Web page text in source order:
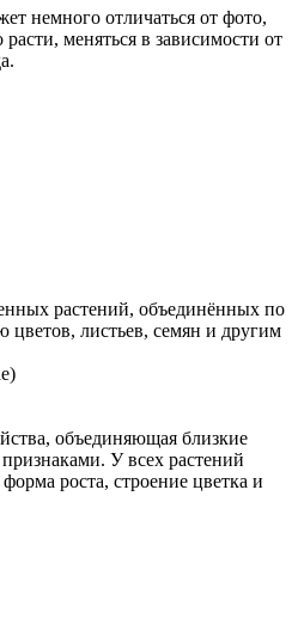
отличаться от фото,
меняться в зависимости от
растений, объединённых по
листьев, семян и другим
объединяющая близкие
У всех растений
роста, строение цветка и